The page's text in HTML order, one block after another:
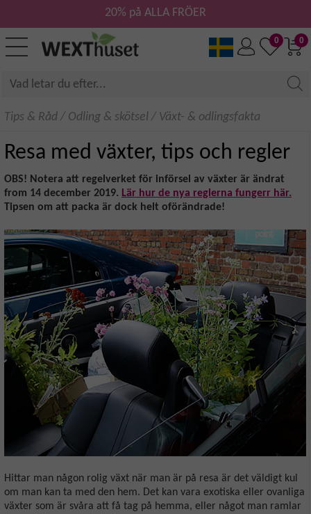
0
0
20% på ALLA FRÖER
Tips & Råd / Odling & skötsel / Växt- & odlingsfakta
Resa med växter, tips och regler
OBS! Notera att regelverket för införsel av växter är ändrat
from 14 december 2019. Lär hur de nya reglerna fungerr här.
Tipsen om att packa är dock helt oförändrade!
Hittar man någon rolig växt när man är på resa är det väldigt kul
om man kan ta med den hem. Det kan vara exotiska eller ovanliga
växter som är svåra att få tag på hemma, eller något man ramlar